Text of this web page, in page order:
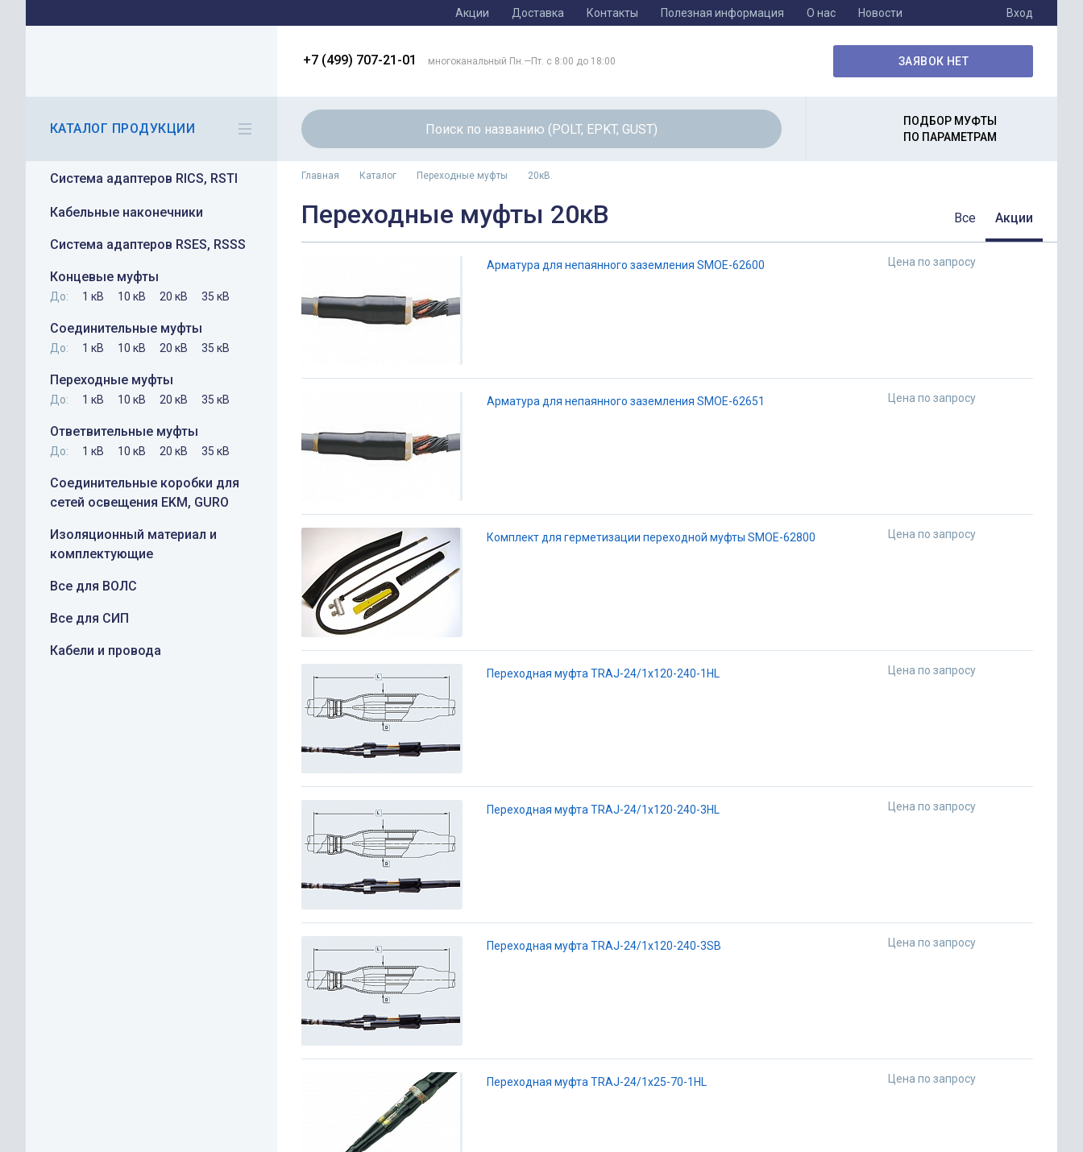
Акции Доставка Контакты Полезная информация О нас Новости Вход
+7 (499) 707-21-01 многоканальный Пн.—Пт. с 8:00 до 18:00 ЗАЯВОК НЕТ
КАТАЛОГ ПРОДУКЦИИ
Система адаптеров RICS, RSTI
Кабельные наконечники
Система адаптеров RSES, RSSS
Концевые муфты
До: 1 кВ 10 кВ 20 кВ 35 кВ
Соединительные муфты
До: 1 кВ 10 кВ 20 кВ 35 кВ
Переходные муфты
До: 1 кВ 10 кВ 20 кВ 35 кВ
Ответвительные муфты
До: 1 кВ 10 кВ 20 кВ 35 кВ
Соединительные коробки для
сетей освещения EKM, GURO
Изоляционный материал и
комплектующие
Все для ВОЛС
Все для СИП
Кабели и провода
ПОДБОР МУФТЫ
ПО ПАРАМЕТРАМ
Главная Каталог Переходные муфты 20кВ.
Все Акции
Переходные муфты 20кВ
Цена по запросу
Арматура для непаянного заземления SMOE-62600
Цена по запросу
Арматура для непаянного заземления SMOE-62651
Цена по запросу
Комплект для герметизации переходной муфты SMOE-62800
Цена по запросу
Переходная муфта TRAJ-24/1x120-240-1HL
Цена по запросу
Переходная муфта TRAJ-24/1x120-240-3HL
Цена по запросу
Переходная муфта TRAJ-24/1x120-240-3SB
Цена по запросу
Переходная муфта TRAJ-24/1x25-70-1HL